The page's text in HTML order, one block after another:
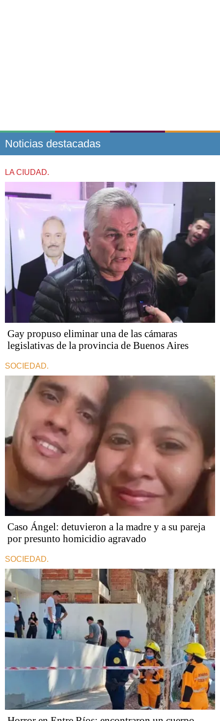
Noticias destacadas
LA CIUDAD.
Gay propuso eliminar una de las cámaras
legislativas de la provincia de Buenos Aires
SOCIEDAD.
Caso Ángel: detuvieron a la madre y a su pareja
por presunto homicidio agravado
SOCIEDAD.